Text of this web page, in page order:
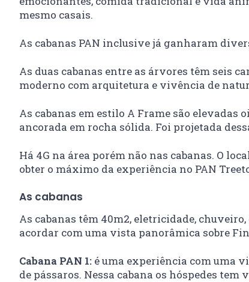
mesmo casais.
As cabanas PAN inclusive já ganharam
As duas cabanas entre as árvores têm seis
moderno com arquitetura e vivência de
As cabanas em estilo A Frame são elevadas
ancorada em rocha sólida. Foi projetada
Há 4G na área porém não nas cabanas. O
obter o máximo da experiência no PAN
As cabanas
As cabanas têm 40m2, eletricidade,
acordar com uma vista panorâmica sobre
Cabana PAN 1: é uma experiência com uma
de pássaros. Nessa cabana os hóspedes